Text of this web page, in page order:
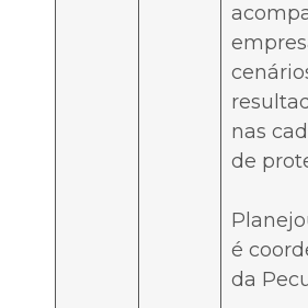
nas
de
é
da